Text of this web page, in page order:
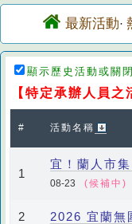
最新活動·
顯示歷史活動或關
【特定承辦人員
# 活動名稱
1
宜！蘭人市
08-23
(候補中)
2 2026 宜蘭無